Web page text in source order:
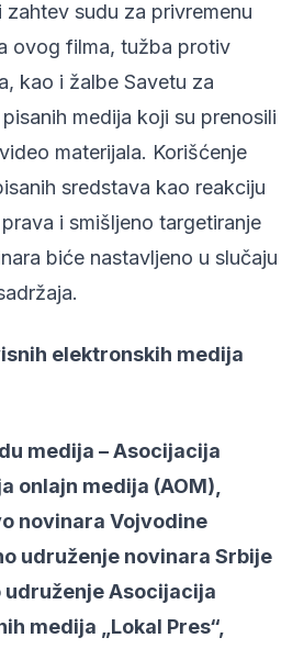
sudu za privremenu
ovog filma, tužba protiv
kao i žalbe Savetu za
medija koji su prenosili
materijala. Korišćenje
sredstava kao reakciju
i smišljeno targetiranje
biće nastavljeno u slučaju
elektronskih medija
medija – Asocijacija
onlajn medija (AOM),
novinara Vojvodine
udruženje novinara Srbije
udruženje Asocijacija
medija „Lokal Pres“,